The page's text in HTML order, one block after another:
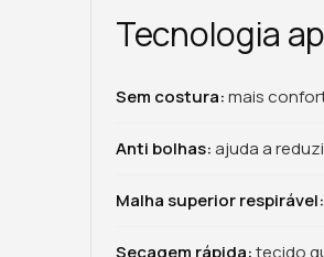
Tecnologia
Sem costura:mais
Anti bolhas:ajuda a
Malha superior respirável:
Secagem rápida:tecido